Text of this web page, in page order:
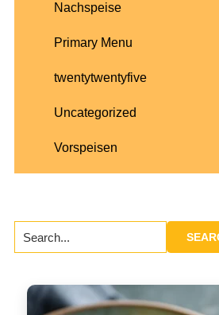
Nachspeise
Primary Menu
twentytwentyfive
Uncategorized
Vorspeisen